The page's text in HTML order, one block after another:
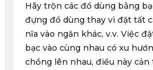
Hãy trộn các đồ dùng bằng
đựng đồ dùng thay vì đặt tất
nĩa vào ngăn khác, v.v. Việc
bạc vào cùng nhau có xu
chồng lên nhau, điều này cản